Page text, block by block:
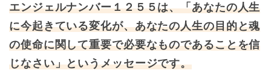
エンジェルナンバー１２５５は、「あなたの人生
に今起きている変化が、あなたの人生の目的と魂
の使命に関して重要で必要なものであることを信
じなさい」というメッセージです。